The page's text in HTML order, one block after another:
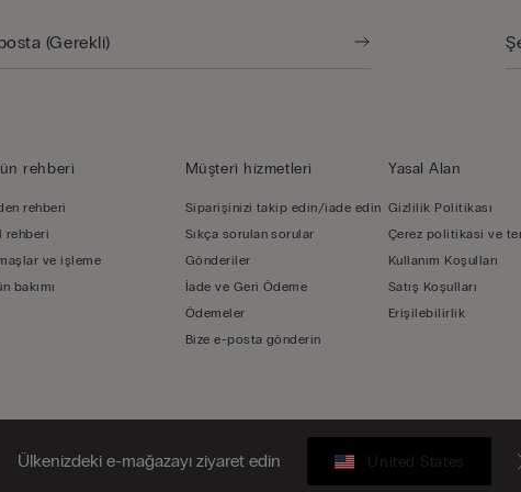
rehberi̇
rehberi
rehberi
ve işleme
bakımı
Müşteri̇ hi̇zmetleri̇
Siparişinizi takip edin/iade edin
Sıkça sorulan sorular
Gönderiler
İade ve Geri Ödeme
Ödemeler
Bize e-posta gönderin
Yasal Alan
Gizlilik Politikası
Çerez politikasi ve
Kullanım Koşulları
Satış Koşulları
Erişilebilirlik
Ülkenizdeki e-mağazayı ziyaret edin United States